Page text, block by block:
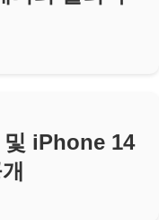
iPhone 14